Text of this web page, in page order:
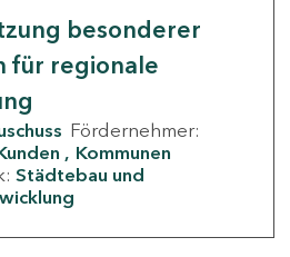
besonderer
für regionale
Fördernehmer:
Kommunen
Städtebau und